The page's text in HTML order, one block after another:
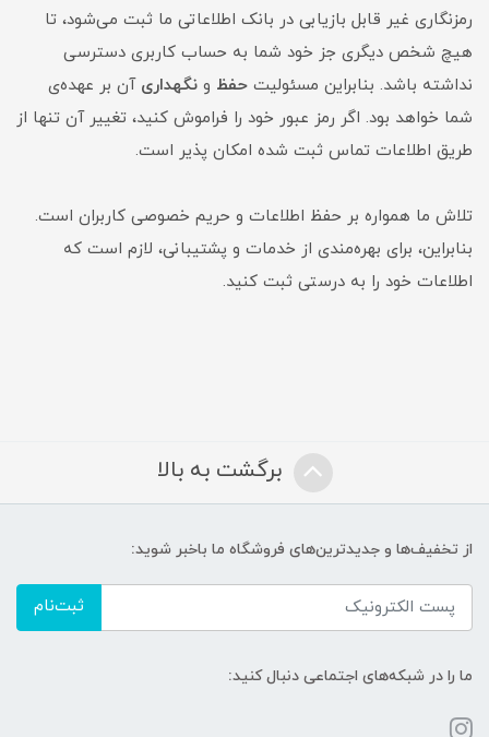
رمزنگاری غیر قابل بازیابی در بانک اطلاعاتی ما ثبت می‌شود، تا
هیچ شخص دیگری جز خود شما به حساب کاربری دسترسی
نداشته باشد. بنابراین مسئولیت حفظ و نگهداری آن بر عهده‌ی
شما خواهد بود. اگر رمز عبور خود را فراموش کنید، تغییر آن تنها از
طریق اطلاعات تماس ثبت شده امکان پذیر است.
تلاش ما همواره بر حفظ اطلاعات و حریم خصوصی کاربران است.
بنابراین، برای بهره‌مندی از خدمات و پشتیبانی، لازم است که
اطلاعات خود را به درستی ثبت کنید.
برگشت به بالا
از تخفیف‌ها و جدیدترین‌های فروشگاه ما باخبر شوید:
ثبت‌نام
ما را در شبکه‌های اجتماعی دنبال کنید: